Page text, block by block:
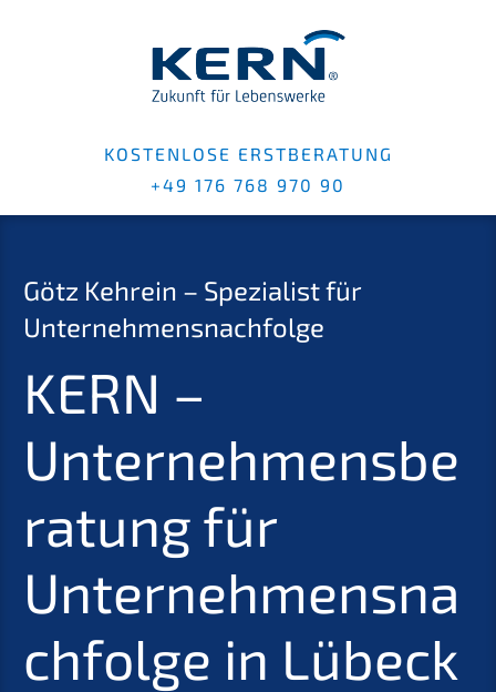
KOSTENLOSE ERSTBERATUNG
+49 176 768 970 90
Götz Kehrein – Spezialist für
Unternehmensnachfolge
KERN –
Unternehmensbe
ratung für
Unternehmensna
chfolge in Lübeck